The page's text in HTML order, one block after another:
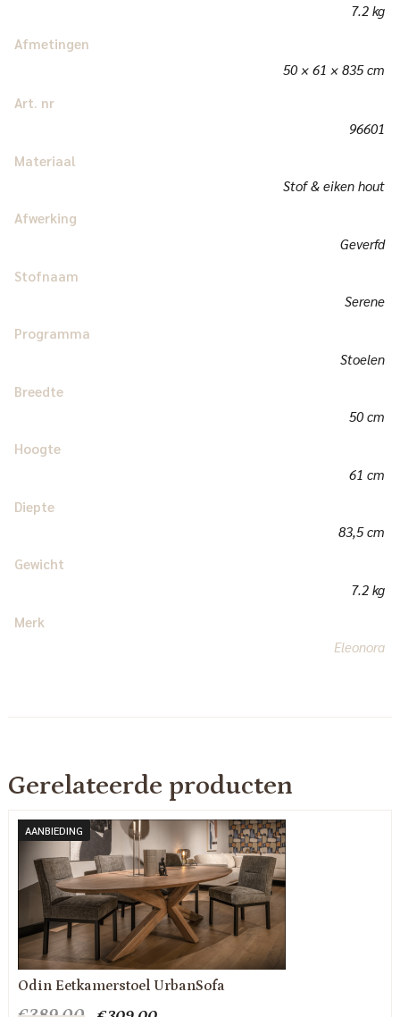
7.2 kg
Afmetingen
50 × 61 × 835 cm
Art. nr
96601
Materiaal
Stof & eiken hout
Afwerking
Geverfd
Stofnaam
Serene
Programma
Stoelen
Breedte
50 cm
Hoogte
61 cm
Diepte
83,5 cm
Gewicht
7.2 kg
Merk
Eleonora
Gerelateerde producten
AANBIEDING
Odin Eetkamerstoel UrbanSofa
Oorspronkelijke
Huidige